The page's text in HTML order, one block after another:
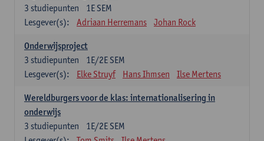
1E SEM
3 studiepunten
Lesgever(s):
Adriaan Herremans Johan Rock
Onderwijsproject
1E/2E SEM
3 studiepunten
Lesgever(s):
Elke Struyf Hans Ihmsen Ilse Mertens
Wereldburgers voor de klas: internationalisering in
onderwijs
1E/2E SEM
3 studiepunten